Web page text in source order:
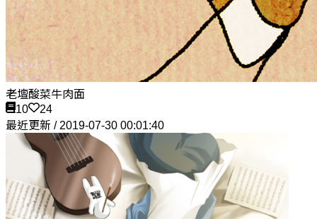
老壇酸菜牛肉面
10
24
最近更新 / 2019-07-30 00:01:40